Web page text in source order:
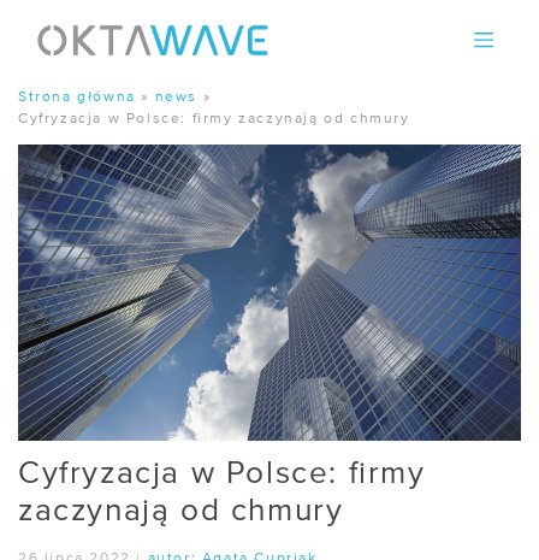
content
Strona główna » news
»
Cyfryzacja w Polsce: firmy zaczynają od chmury
Cyfryzacja w Polsce: firmy
zaczynają od chmury